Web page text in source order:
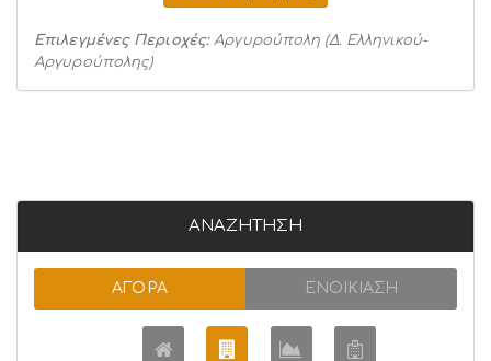
Επιλεγμένες Περιοχές:Αργυρούπολη (Δ. Ελληνικού-
Αργυρούπολης)
ΑΝΑΖΉΤΗΣΗ
ΑΓΟΡΆ ΕΝΟΙΚΊΑΣΗ